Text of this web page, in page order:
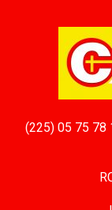
(225) 05 75 78